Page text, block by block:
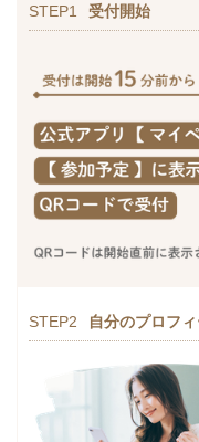
STEP1 受付開始
STEP2 自分のプロフ